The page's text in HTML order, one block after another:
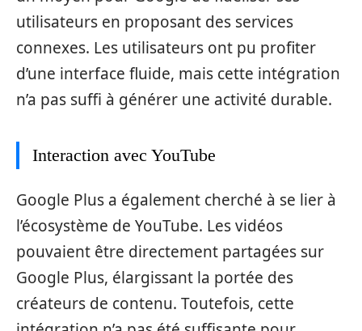
utilisateurs en proposant des services
connexes. Les utilisateurs ont pu profiter
d’une interface fluide, mais cette intégration
n’a pas suffi à générer une activité durable.
Interaction avec YouTube
Google Plus a également cherché à se lier à
l’écosystème de YouTube. Les vidéos
pouvaient être directement partagées sur
Google Plus, élargissant la portée des
créateurs de contenu. Toutefois, cette